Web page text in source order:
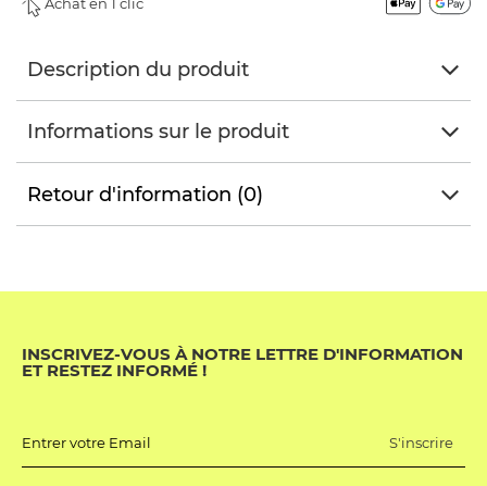
Description du produit
Informations sur le produit
Retour d'information (0)
INSCRIVEZ-VOUS À NOTRE LETTRE D'INFORMATION
ET RESTEZ INFORMÉ !
Entrer votre Email S'inscrire